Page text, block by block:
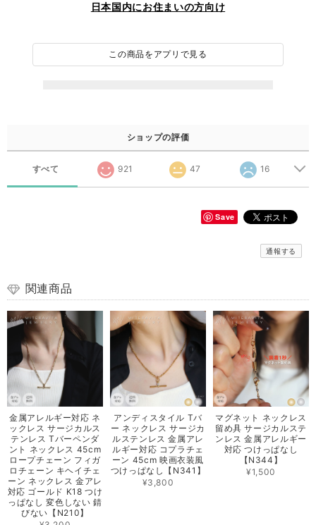
日本国内にお住まいの方向け
この商品をアプリで見る
ショップの評価
すべて 921 47 16
Save
通報する
関連商品
金属アレルギー対応 ネ
ックレス サージカルス
テンレス Tバーペンダ
ント ネックレス 45cm
ロープチェーン フィガ
ロチェーン キヘイチェ
ーン ネックレス 金アレ
対応 ゴールド K18 つけ
っぱなし 変色しない 錆
びない【N210】
アンディスタイル Tバ
ー ネックレス サージカ
ルステンレス 金属アレ
ルギー対応 コプラチェ
ーン 45cm 映画衣装風
つけっぱなし【N341】
¥3,800
マグネット ネックレス
留め具 サージカルステ
ンレス 金属アレルギー
対応 つけっぱなし
【N344】
¥1,500